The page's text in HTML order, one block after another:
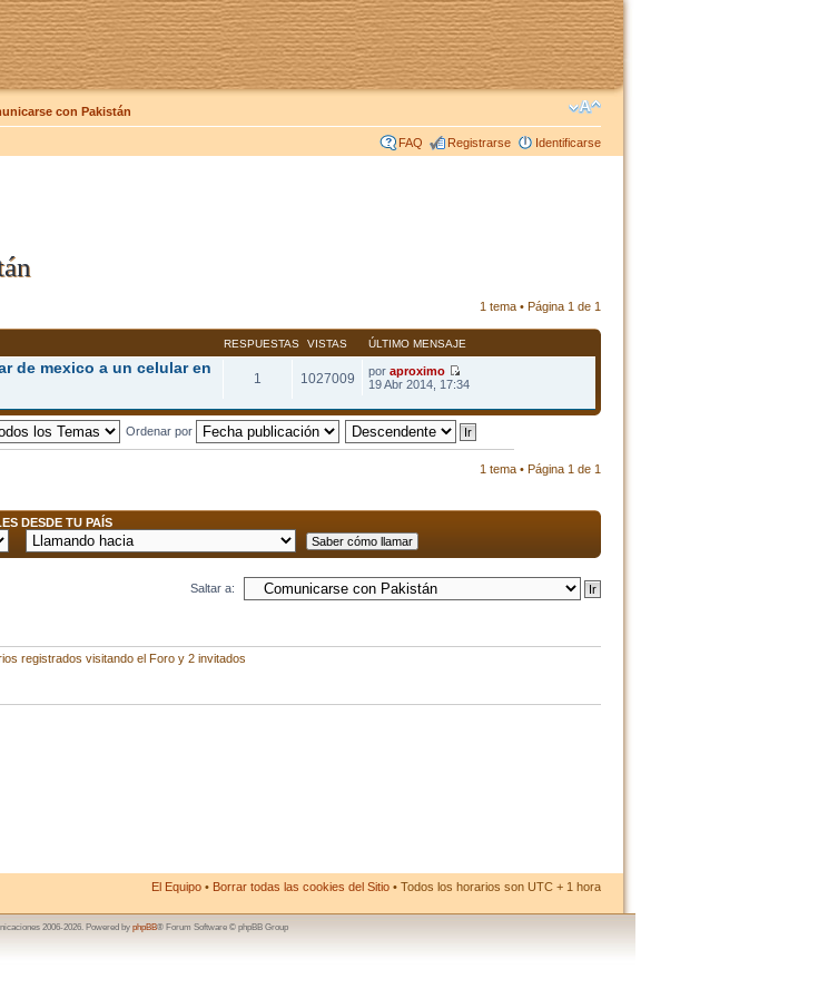
con Pakistán
FAQ Registrarse Identificarse
1 tema • Página 1 de 1
RESPUESTAS VISTAS ÚLTIMO MENSAJE
de mexico a un celular en
1 1027009 poraproximo
19 Abr 2014, 17:34
Ordenar por
1 tema • Página 1 de 1
DESDE TU PAÍS
Saltar a:
registrados visitando el Foro y 2 invitados
El Equipo • Borrar todas las cookies del Sitio • Todos los horarios son UTC + 1 hora
2006-2026. Powered by phpBB® Forum Software © phpBB Group